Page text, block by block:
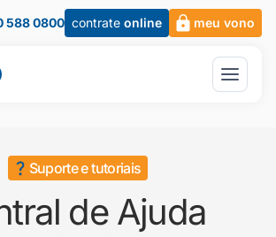
588 0800 contrate online meu vono
Suporte e tutoriais
de Ajuda